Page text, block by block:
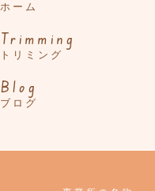
ホーム
Trimming
トリミング
Blog
ブログ